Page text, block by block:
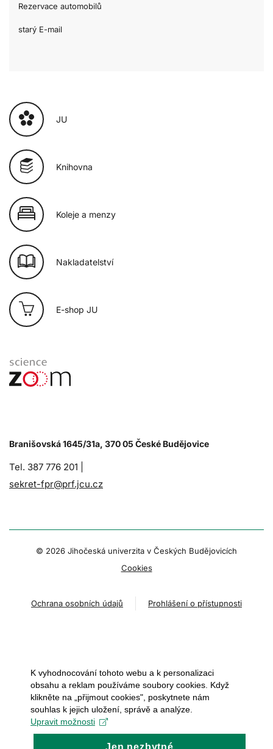
Rezervace automobilů
starý E-mail
JU
Knihovna
Koleje a menzy
Nakladatelství
E-shop JU
Branišovská 1645/31a, 370 05 České Budějovice
Tel. 387 776 201 |
sekret-fpr@prf.jcu.cz
© 2026 Jihočeská univerzita v Českých Budějovicích
Cookies
Ochrana osobních údajů Prohlášení o přístupnosti
K vyhodnocování tohoto webu a k personalizaci
obsahu a reklam používáme soubory cookies. Když
klikněte na „přijmout cookies", poskytnete nám
souhlas k jejich uložení, správě a analýze.
Upravit možnosti
Jen nezbytné